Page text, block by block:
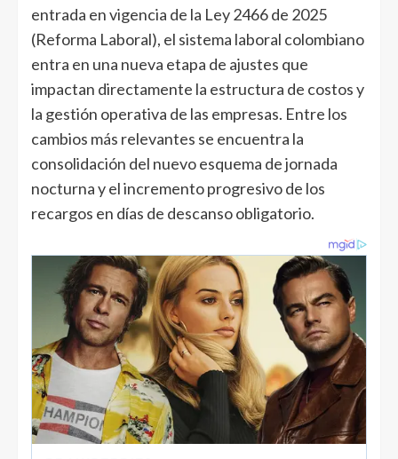
entrada en vigencia de la Ley 2466 de 2025
(Reforma Laboral), el sistema laboral colombiano
entra en una nueva etapa de ajustes que
impactan directamente la estructura de costos y
la gestión operativa de las empresas. Entre los
cambios más relevantes se encuentra la
consolidación del nuevo esquema de jornada
nocturna y el incremento progresivo de los
recargos en días de descanso obligatorio.